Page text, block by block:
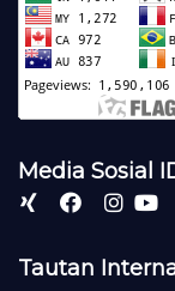
Media Sosial
Tautan